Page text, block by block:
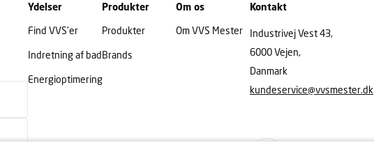
Ydelser
Find VVS’er
Indretning af bad
Energioptimering
Produkter
Produkter
Brands
Om os
Om VVS Mester
Kontakt
Industrivej Vest 43,
6000 Vejen,
Danmark
kundeservice@vvsmester.dk